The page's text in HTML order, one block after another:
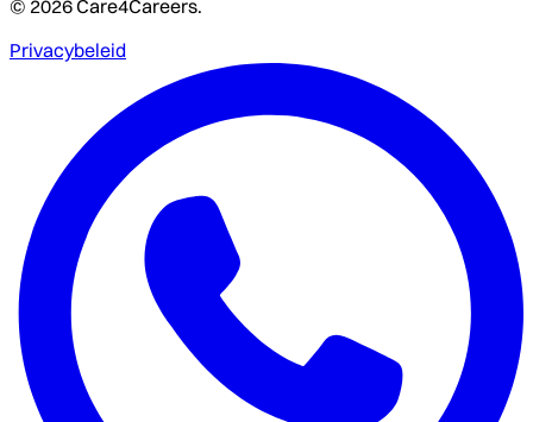
© 2026 Care4Careers.
Privacybeleid